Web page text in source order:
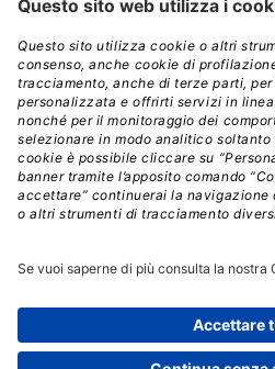
Esplora il
Edra
Edizioni
LSWR
Mixer è un prodotto del network Edra
redazione, pubblicità | © Copyright 2026 –